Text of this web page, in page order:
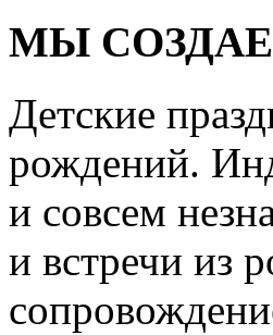
МЫ
Детские
рождений.
и совсем
и встречи из